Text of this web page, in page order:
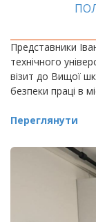
Представники
технічного
візит до Вищої
безпеки праці в
Переглянути